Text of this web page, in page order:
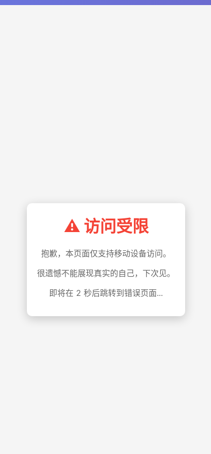
⚠️ 访问受限
抱歉，本页面仅支持移动设备访问。
很遗憾不能展现真实的自己，下次见。
即将在1秒后跳转到错误页面...